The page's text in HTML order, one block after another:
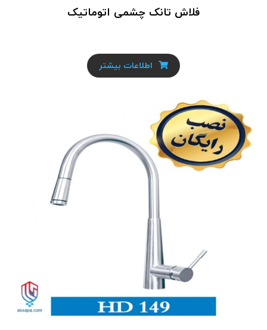
فلاش تانک چشمی اتوماتیک
اطلاعات بیشتر